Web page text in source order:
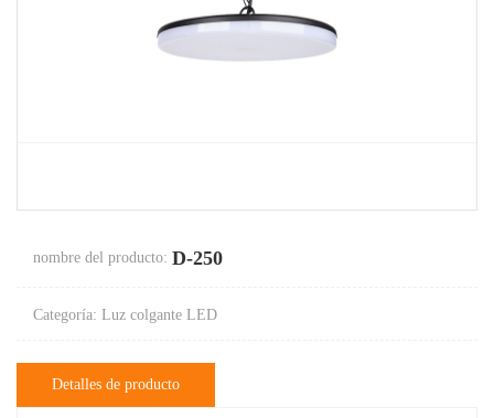
nombre del producto: D-250
Categoría: Luz colgante LED
Detalles de producto